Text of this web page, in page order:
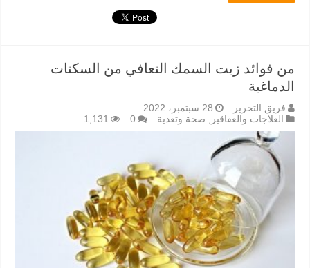
من فوائد زيت السمك التعافي من السكتات
الدماغية
فريق التحرير
28 سبتمبر، 2022
العلاجات والعقاقير
صحة وتغذية 0
1,131